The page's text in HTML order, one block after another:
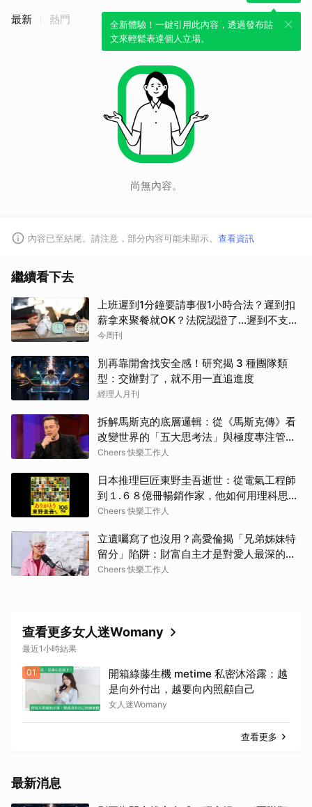
全新體驗！一鍵引用此內容，透過發布貼
文來輕鬆表達個人立場。
最新 熱門
尚無內容。
內容已至結尾。請注意，部分內容可能未顯示。 查看資訊
繼續看下去
上班遲到1分鐘要請事假1小時合法？遲到扣
薪拿來聚餐就OK？法院認證了…遲到不支薪
這樣算
今周刊
別再靠開會找安全感！研究揭 3 種團隊類
型：交辦對了，就不用一直追進度
經理人月刊
拆解馬斯克的底層邏輯：從《馬斯克傳》看
改變世界的「五大思考法」與極度專注管理
術
Cheers 快樂工作人
日本推理巨匠東野圭吾逝世：從電氣工程師
到１.６８億冊暢銷作家，他如何用理科思維
寫出撼動人心的生命解憂學？
Cheers 快樂工作人
立遺囑寫了也沒用？高愛倫揭「兄弟姊妹特
留分」陷阱：財富自主才是對愛人最深的保
護
Cheers 快樂工作人
查看更多女人迷Womany
最近1小時結果
01
開箱綠藤生機 metime 私密沐浴露：越
是向外付出，越要向內照顧自己
女人迷Womany
查看更多
最新消息